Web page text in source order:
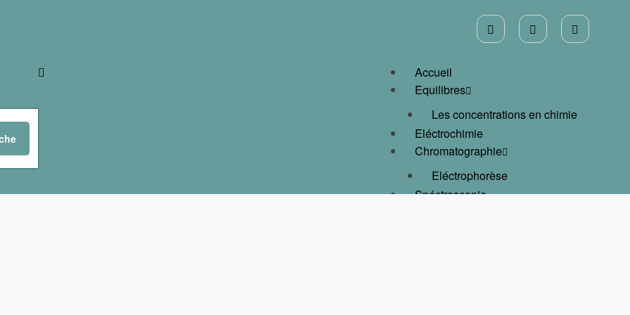
Accueil
Equilibres
Les concentrations en chimie
Eléctrochimie
Chromatographie
Eléctrophorèse
Spéctroscopie